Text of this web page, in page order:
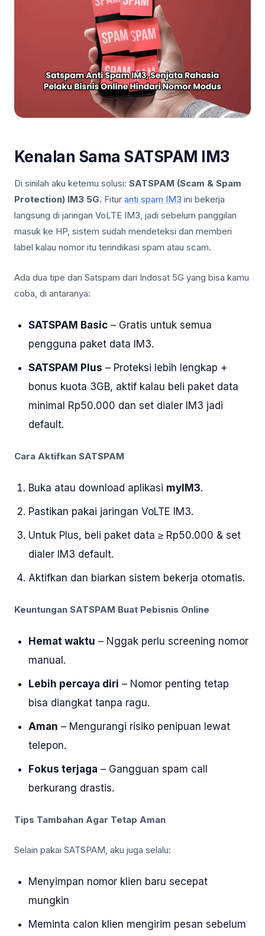
Kenalan Sama SATSPAM IM3
Di sinilah aku ketemu solusi: SATSPAM (Scam & Spam
Protection) IM3 5G. Fitur anti spam IM3 ini bekerja
langsung di jaringan VoLTE IM3, jadi sebelum panggilan
masuk ke HP, sistem sudah mendeteksi dan memberi
label kalau nomor itu terindikasi spam atau scam.
Ada dua tipe dari Satspam dari Indosat 5G yang bisa kamu
coba, di antaranya:
SATSPAM Basic – Gratis untuk semua
pengguna paket data IM3.
SATSPAM Plus – Proteksi lebih lengkap +
bonus kuota 3GB, aktif kalau beli paket data
minimal Rp50.000 dan set dialer IM3 jadi
default.
Cara Aktifkan SATSPAM
Buka atau download aplikasi myIM3.
Pastikan pakai jaringan VoLTE IM3.
Untuk Plus, beli paket data ≥ Rp50.000 & set
dialer IM3 default.
Aktifkan dan biarkan sistem bekerja otomatis.
Keuntungan SATSPAM Buat Pebisnis Online
Hemat waktu – Nggak perlu screening nomor
manual.
Lebih percaya diri – Nomor penting tetap
bisa diangkat tanpa ragu.
Aman – Mengurangi risiko penipuan lewat
telepon.
Fokus terjaga – Gangguan spam call
berkurang drastis.
Tips Tambahan Agar Tetap Aman
Selain pakai SATSPAM, aku juga selalu:
Menyimpan nomor klien baru secepat
mungkin
Meminta calon klien mengirim pesan sebelum